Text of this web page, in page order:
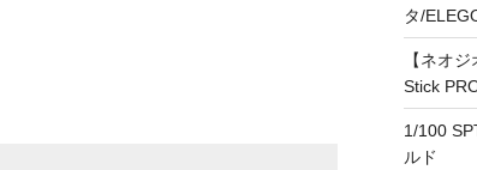
タ/
【ネオ
Stick
1/100
ルド